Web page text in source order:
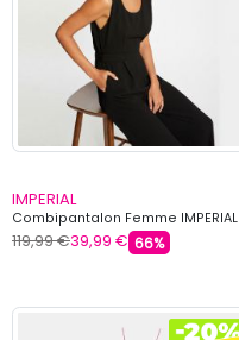
IMPERIAL
Combipantalon Femme IMPERIAL
119,99 €39,99 € 66%